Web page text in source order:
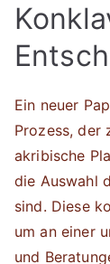
Ein neuer
Prozess, der
akribische
die Auswahl
sind. Diese
um an einer
und